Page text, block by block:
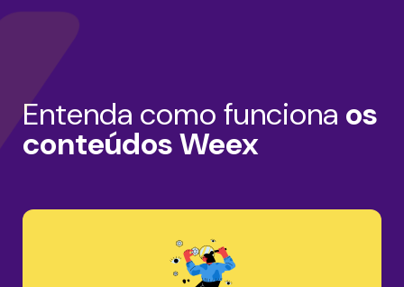
Entenda como funciona os
conteúdos Weex